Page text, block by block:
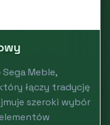
Meble,
łączy tradycję
szeroki wybór